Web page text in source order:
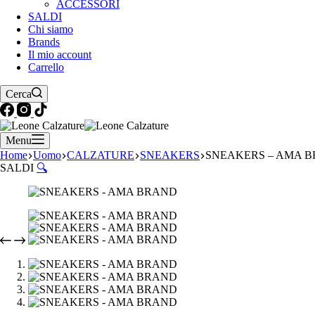
ACCESSORI
SALDI
Chi siamo
Brands
Il mio account
Carrello
Cerca
Menu
Home Uomo CALZATURE SNEAKERS SNEAKERS – AMA
SALDI 🔍